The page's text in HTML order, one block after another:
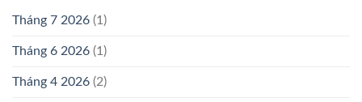
Tháng 7 2026 (1)
Tháng 6 2026 (1)
Tháng 4 2026 (2)